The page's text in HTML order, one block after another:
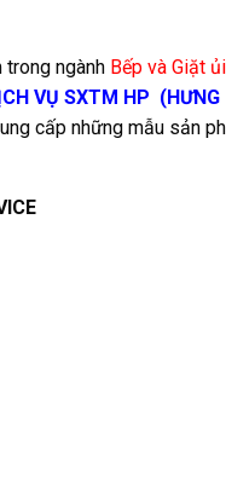
trong ngành Bếp và Giặt
VỤ SXTM HP (HƯNG
cấp những mẫu sản